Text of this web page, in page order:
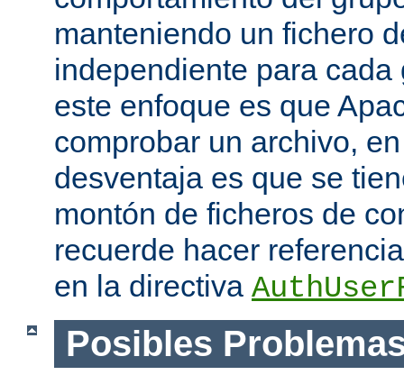
manteniendo un fichero
independiente para
este enfoque es que
comprobar un archivo,
desventaja es que se
montón de ficheros de
recuerde hacer
en la directiva
Posibles